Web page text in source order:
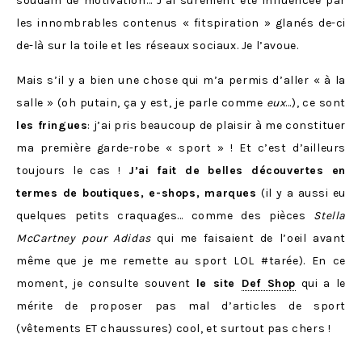
les innombrables contenus « fitspiration » glanés de-ci
de-là sur la toile et les réseaux sociaux. Je l’avoue.
Mais s’il y a bien une chose qui m’a permis d’aller « à la
salle » (oh putain, ça y est, je parle comme eux…), ce sont
les fringues: j’ai pris beaucoup de plaisir à me constituer
ma première garde-robe « sport » ! Et c’est d’ailleurs
toujours le cas ! J’ai fait de belles découvertes en
termes de boutiques, e-shops, marques (il y a aussi eu
quelques petits craquages… comme des pièces Stella
McCartney pour Adidasqui me faisaient de l’oeil avant
même que je me remette au sport LOL #tarée). En ce
moment, je consulte souvent le site Def Shop qui a le
mérite de proposer pas mal d’articles de sport
(vêtements ET chaussures) cool, et surtout pas chers !